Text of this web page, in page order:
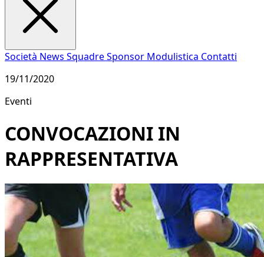
Società News SquadreSponsor Modulistica Contatti
19/11/2020
Eventi
CONVOCAZIONI IN
RAPPRESENTATIVA